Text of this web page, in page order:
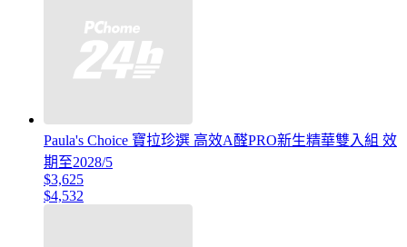
Paula's Choice 寶拉珍選 高效A醛PRO新生精華雙入組 效
期至2028/5
$3,625
$4,532